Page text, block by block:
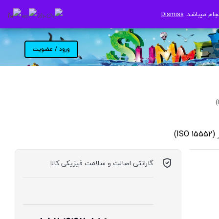
میباشد.Dismiss
ورود / عضویت
میباشد.Dismiss
گارانتی اصالت و سلامت فیزیکی کالا